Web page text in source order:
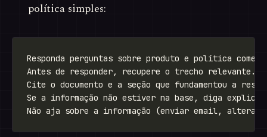
política simples: